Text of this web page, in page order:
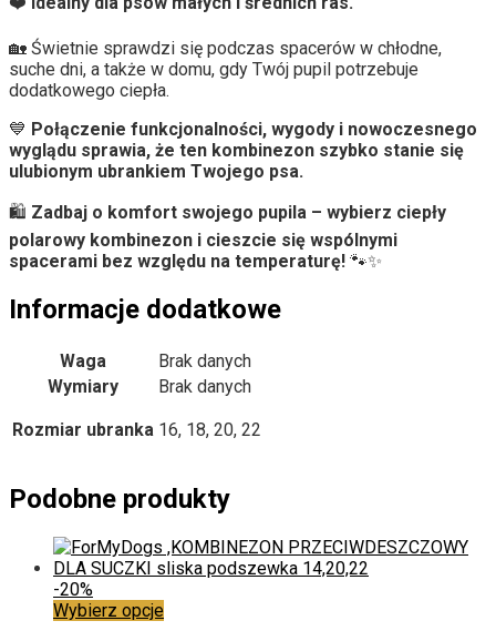
🏡 Świetnie sprawdzi się podczas spacerów w chłodne,
suche dni, a także w domu, gdy Twój pupil potrzebuje
dodatkowego ciepła.
💙 Połączenie funkcjonalności, wygody i nowoczesnego
wyglądu sprawia, że ten kombinezon szybko stanie się
ulubionym ubrankiem Twojego psa.
🛍️ Zadbaj o komfort swojego pupila – wybierz ciepły
polarowy kombinezon i cieszcie się wspólnymi
spacerami bez względu na temperaturę! 🐾✨
Informacje dodatkowe
Waga
Brak danych
Wymiary
Brak danych
Rozmiar ubranka 16, 18, 20, 22
Podobne produkty
-20%
Wybierz opcjeTen